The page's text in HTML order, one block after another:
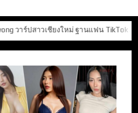
ฟน TikTok 2 แสน+ พัฒน์ทวี ทันปร